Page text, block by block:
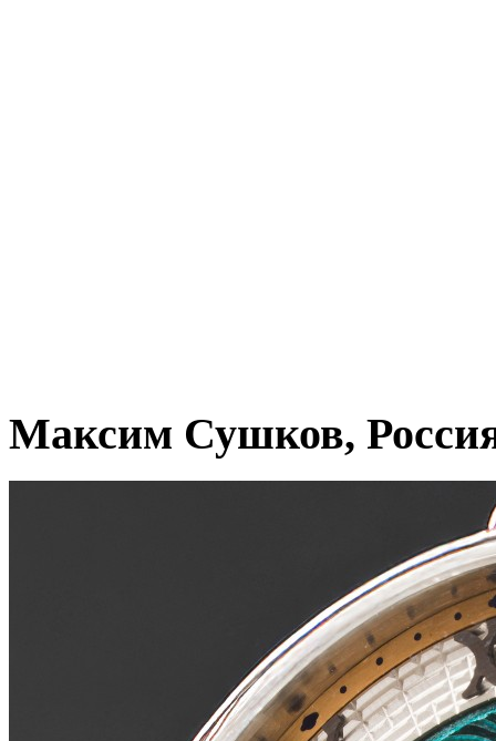
Максим Сушков,